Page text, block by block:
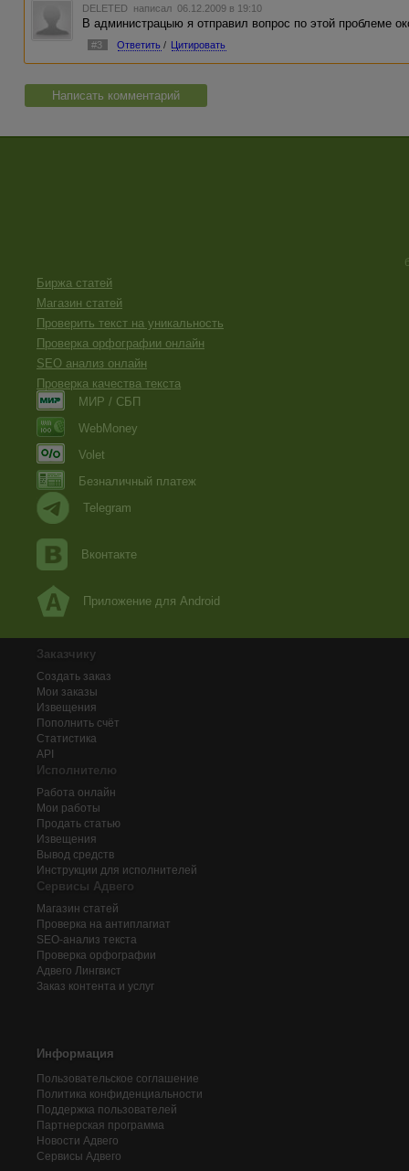
DELETED написал 06.12.2009 в 19:10
В администрацыю я отправил вопрос по этой проблеме
#3 Ответить / Цитировать
Написать комментарий
Биржа статей
Магазин статей
Проверить текст на уникальность
Проверка орфографии онлайн
SEO анализ онлайн
Проверка качества текста
МИР / СБП
WebMoney
Volet
Безналичный платеж
Telegram
Вконтакте
Приложение для Android
Заказчику
Создать заказ
Мои заказы
Извещения
Пополнить счёт
Статистика
API
Исполнителю
Работа онлайн
Мои работы
Продать статью
Извещения
Вывод средств
Инструкции для исполнителей
Сервисы Адвего
Магазин статей
Проверка на антиплагиат
SEO-анализ текста
Проверка орфографии
Адвего Лингвист
Заказ контента и услуг
Информация
Пользовательское соглашение
Политика конфиденциальности
Поддержка пользователей
Партнерская программа
Новости Адвего
Сервисы Адвего